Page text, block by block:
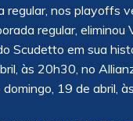
regular, nos playoffs
regular,
Scudetto em sua
às 20h30, no
19 de abril,